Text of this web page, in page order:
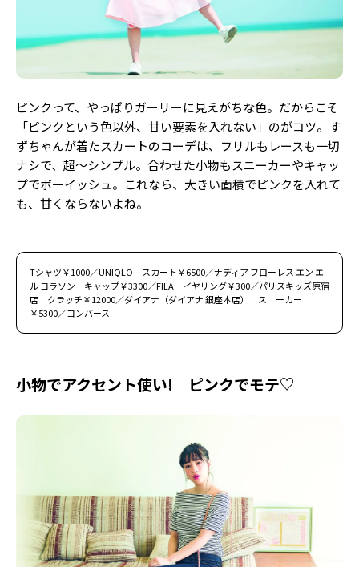
新規会員登録・ログイン
ピンクって、やっぱりガーリーに見えがちな色。だからこそ
「ピンクという色以外、甘い要素を入れない」のがコツ。す
ずちゃんが着たスカートのコーデは、フリルもレースも一切
ナシで、超～シンプル。合わせた小物もスニーカーやキャッ
プでボーイッシュ。これなら、大きい面積でピンクを入れて
も、甘くならないよね。
Tシャツ￥1000／UNIQLO スカート￥6500／ナディア フローレス エン エ
ル コラソン キャップ￥3300／FILA イヤリング￥300／パリスキッズ原宿
店 クラッチ￥12000／ダイアナ（ダイアナ 銀座本店） スニーカー
￥5300／コンバース
小物でアクセント使い! ピンクでモテ♡